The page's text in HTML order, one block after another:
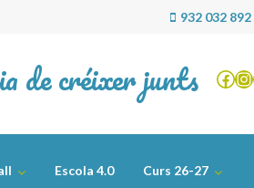
932 032
de créixer junts
Escola 4.0 Curs 26-27